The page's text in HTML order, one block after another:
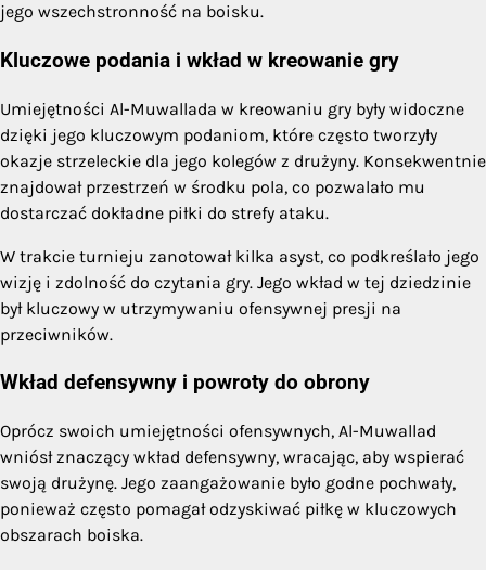
jego wszechstronność na boisku.
Kluczowe podania i wkład w kreowanie gry
Umiejętności Al-Muwallada w kreowaniu gry były widoczne
dzięki jego kluczowym podaniom, które często tworzyły
okazje strzeleckie dla jego kolegów z drużyny. Konsekwentnie
znajdował przestrzeń w środku pola, co pozwalało mu
dostarczać dokładne piłki do strefy ataku.
W trakcie turnieju zanotował kilka asyst, co podkreślało jego
wizję i zdolność do czytania gry. Jego wkład w tej dziedzinie
był kluczowy w utrzymywaniu ofensywnej presji na
przeciwników.
Wkład defensywny i powroty do obrony
Oprócz swoich umiejętności ofensywnych, Al-Muwallad
wniósł znaczący wkład defensywny, wracając, aby wspierać
swoją drużynę. Jego zaangażowanie było godne pochwały,
ponieważ często pomagał odzyskiwać piłkę w kluczowych
obszarach boiska.